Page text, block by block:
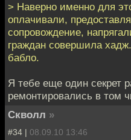
> Наверно именно для
оплачивали,
сопровождение,
граждан совершила
бабло.
Я тебе еще один секрет
ремонтировались в том
Скволл »
#34 | 08.09.10 13:46